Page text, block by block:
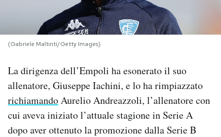
NEWSLETTER
I MIEI PREFERITI
(Gabriele Maltinti/Getty Images)
La dirigenza dell’Empoli ha esonerato il suo
allenatore, Giuseppe Iachini, e lo ha rimpiazzato
richiamandoAurelio Andreazzoli, l’allenatore con
cui aveva iniziato l’attuale stagione in Serie A
dopo aver ottenuto la promozione dalla Serie B